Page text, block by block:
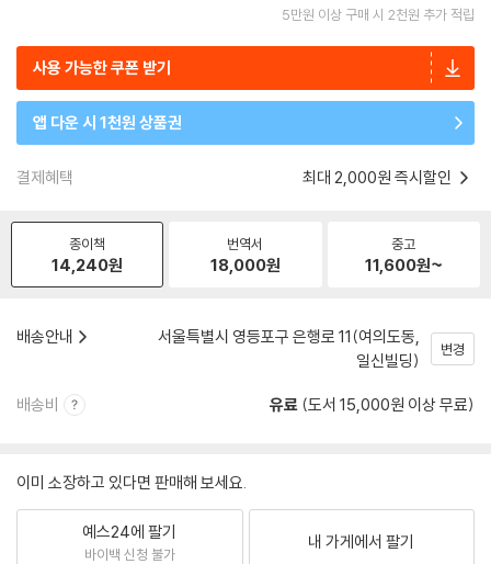
5만원 이상 구매 시 2천원 추가 적립
사용 가능한 쿠폰 받기
앱 다운 시 1천원 상품권
결제혜택 최대 2,000원 즉시할인
종이책
14,240원
번역서
18,000원
중고
11,600원~
배송안내
서울특별시 영등포구 은행로 11(여의도동,
일신빌딩)
변경
배송비 유료 (도서 15,000원 이상 무료)
이미 소장하고 있다면 판매해 보세요.
예스24에 팔기
바이백 신청 불가
내 가게에서 팔기